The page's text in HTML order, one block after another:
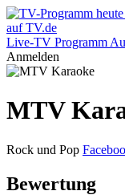
Live-TV Programm
Anmelden
MTV
Rock und Pop
Bewertung